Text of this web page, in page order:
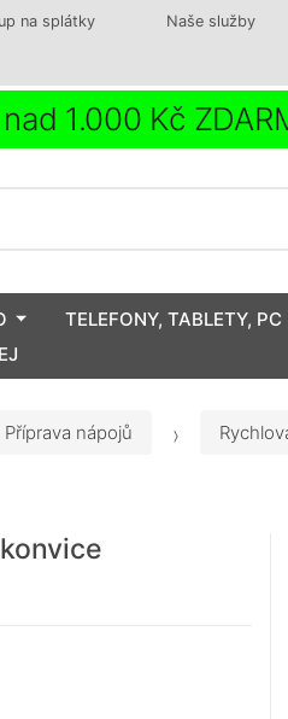
na splátky Naše služby
1.000 Kč
TELEFONY, TABLETY, PC
Příprava nápojů